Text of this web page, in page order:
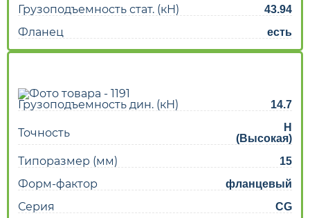
Грузоподъемность стат. (кН) 43.94
Фланец есть
Грузоподъемность дин. (кН) 14.7
Точность
H
(Высокая)
Типоразмер (мм) 15
Форм-фактор фланцевый
Серия CG